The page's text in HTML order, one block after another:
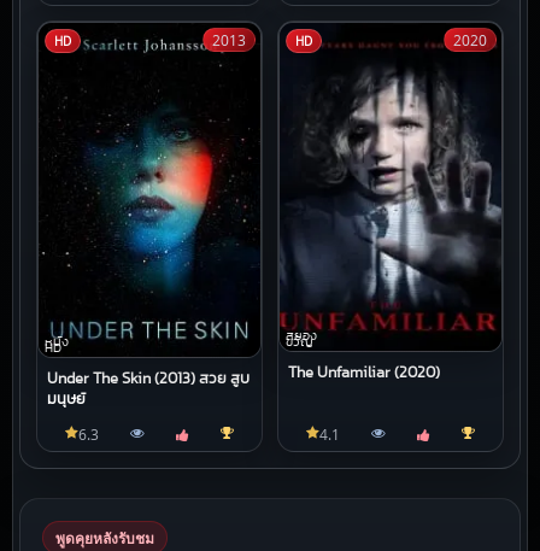
HD
หนัง
HD
Under The Skin (2013) สวย สูบ
มนุษย์
2013
6.3
HD
สยอง
ขวัญ
The Unfamiliar (2020)
2020
4.1
พูดคุยหลังรับชม